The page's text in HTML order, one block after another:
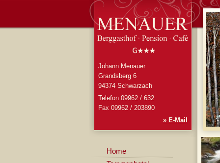
Johann Menauer
Grandsberg 6
94374 Schwarzach
Telefon 09962 / 632
Fax 09962 / 203890
» E-Mail
Home